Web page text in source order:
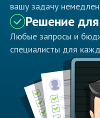
вашу задачу
Решение
Любые запросы и
специалисты для